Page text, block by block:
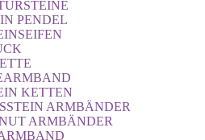
PENDEL
KETTEN
ARMBÄNDER
ARMBÄNDER